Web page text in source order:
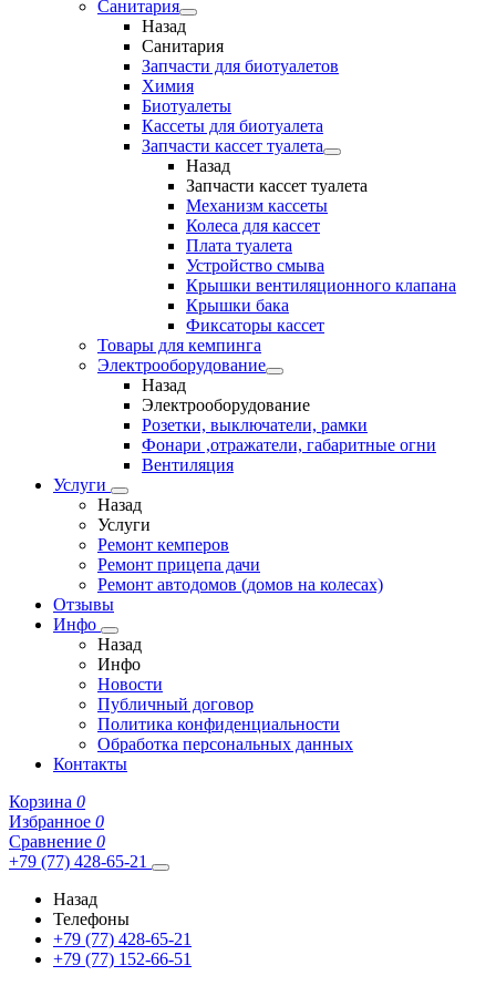
Санитария
Назад
Санитария
Запчасти для биотуалетов
Химия
Биотуалеты
Кассеты для биотуалета
Запчасти кассет туалета
Назад
Запчасти кассет туалета
Механизм кассеты
Колеса для кассет
Плата туалета
Устройство смыва
Крышки вентиляционного клапана
Крышки бака
Фиксаторы кассет
Товары для кемпинга
Электрооборудование
Назад
Электрооборудование
Розетки, выключатели, рамки
Фонари ,отражатели, габаритные огни
Вентиляция
Услуги
Назад
Услуги
Ремонт кемперов
Ремонт прицепа дачи
Ремонт автодомов (домов на колесах)
Отзывы
Инфо
Назад
Инфо
Новости
Публичный договор
Политика конфиденциальности
Обработка персональных данных
Контакты
Корзина 0
Избранное 0
Сравнение 0
+79 (77) 428-65-21
Назад
Телефоны
+79 (77) 428-65-21
+79 (77) 152-66-51